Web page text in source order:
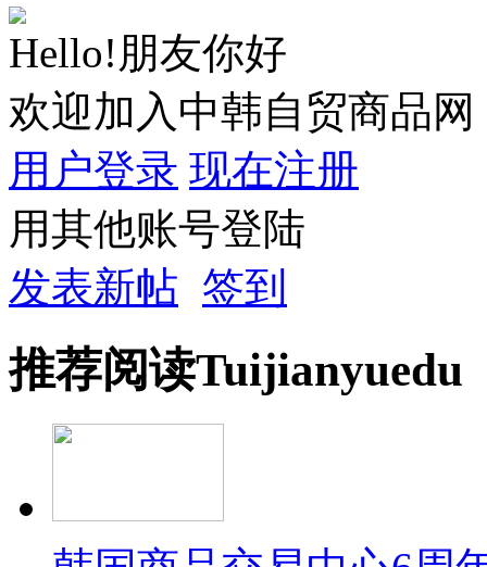
Hello!朋友你好
欢迎加入中韩自贸商品网
用户登录 现在注册
用其他账号登陆
发表新帖 签到
推荐阅读Tuijianyuedu